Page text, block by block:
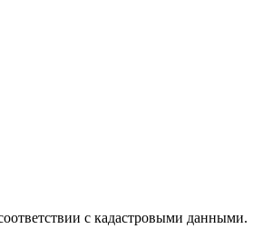
с кадастровыми данными.